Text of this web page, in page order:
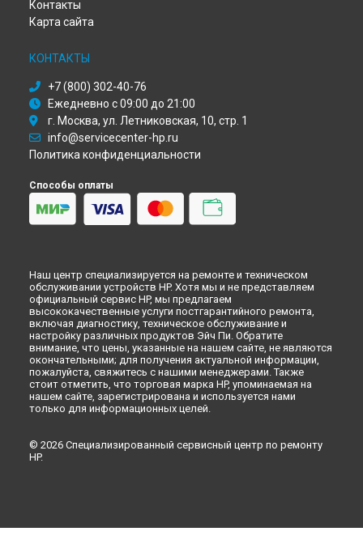
Ремонт моноблока 24-f1014ur [8BK75EA] HP в
Ремонт моноблока 24-f1014ur [8BK75EA] HP в
Ремонт моноблока 24-f1014ur [8BK75EA] HP в
Контакты
Карта сайта
КОНТАКТЫ
+7 (800) 302-40-76
Ежедневно с 09:00 до 21:00
г. Москва, ул. Летниковская, 10, стр. 1
info@servicecenter-hp.ru
Политика конфиденциальности
Способы оплаты
Наш центр специализируется на ремонте и техническом
обслуживании устройств HP. Хотя мы и не представляем
официальный сервис HP, мы предлагаем
высококачественные услуги постгарантийного ремонта,
включая диагностику, техническое обслуживание и
настройку различных продуктов Эйч Пи. Обратите
внимание, что цены, указанные на нашем сайте, не являются
окончательными; для получения актуальной информации,
пожалуйста, свяжитесь с нашими менеджерами. Также
стоит отметить, что торговая марка HP, упоминаемая на
нашем сайте, зарегистрирована и используется нами
только для информационных целей.
© 2026 Специализированный сервисный центр по ремонту
HP.